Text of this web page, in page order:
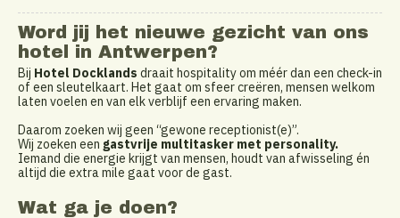
Word jij het nieuwe gezicht van ons
hotel in Antwerpen?
Bij Hotel Docklands draait hospitality om méér dan een check-in
of een sleutelkaart. Het gaat om sfeer creëren, mensen welkom
laten voelen en van elk verblijf een ervaring maken.
Daarom zoeken wij geen “gewone receptionist(e)”.
Wij zoeken een gastvrije multitasker met personality.
Iemand die energie krijgt van mensen, houdt van afwisseling én
altijd die extra mile gaat voor de gast.
Wat ga je doen?